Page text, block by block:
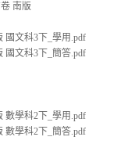
南版
國文科3下_學用.pdf
國文科3下_簡答.pdf
數學科2下_學用.pdf
數學科2下_簡答.pdf